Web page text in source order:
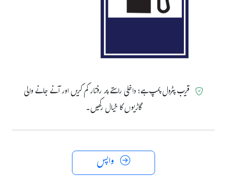
قریب پٹرول پمپ ہے؛ داخلی راستے پر رفتار کم کریں اور آنے جانے والی
گاڑیوں کا خیال رکھیں۔
واپس